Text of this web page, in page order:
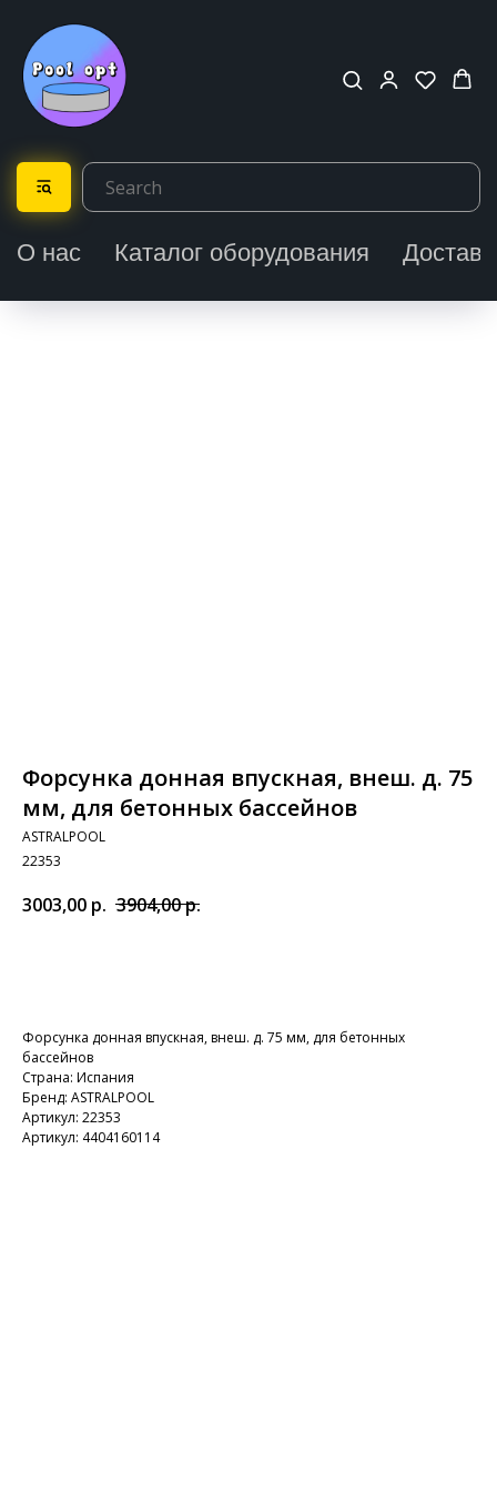
О нас Каталог оборудования
Форсунка донная впускная, внеш. д. 75
мм, для бетoнных бассейнов
ASTRALPOOL
22353
3003,00 р. 3904,00р.
Форсунка донная впускная, внеш. д. 75 мм, для бетoнных
бассейнов
Страна: Испания
Бренд: ASTRALPOOL
Артикул: 22353
Артикул: 4404160114